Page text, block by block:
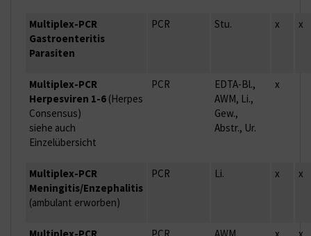
Multiplex-PCR
Gastroenteritis
Parasiten
PCR Stu. x x
Multiplex-PCR
Herpesviren 1-6 (Herpes
Consensus)
siehe auch
Einzelübersicht
PCR
EDTA-Bl.,
AWM, Li.,
Gew.,
Abstr., Ur.
x
Multiplex-PCR
Meningitis/Enzephalitis
(ambulant erworben)
PCR Li. x x
Multiplex-PCR
PCR AWM x x